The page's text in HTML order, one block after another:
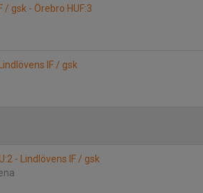
/ gsk - Örebro HUF:3
IF / gsk
- Lindlövens IF / gsk